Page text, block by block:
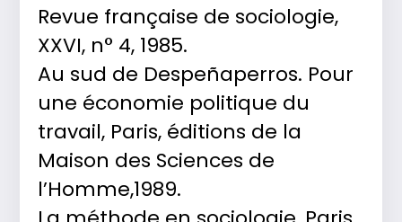
Revue française de sociologie,
XXVI, n° 4, 1985.
Au sud de Despeñaperros. Pour
une économie politique du
travail, Paris, éditions de la
Maison des Sciences de
l’Homme,1989.